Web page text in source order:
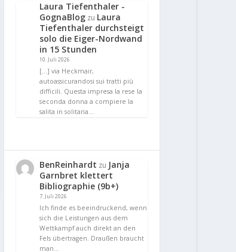
Laura Tiefenthaler -
GognaBlog zu Laura
Tiefenthaler durchsteigt
solo die Eiger-Nordwand
in 15 Stunden
10. Juli 2026
[…] via Heckmair,
autoassicurandosi sui tratti più
difficili. Questa impresa la rese la
seconda donna a compiere la
salita in solitaria…
BenReinhardt zu Janja
Garnbret klettert
Bibliographie (9b+)
7. Juli 2026
Ich finde es beeindruckend, wenn
sich die Leistungen aus dem
Wettkampf auch direkt an den
Fels übertragen. Draußen braucht
man…